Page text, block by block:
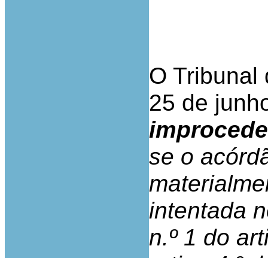
O Tribunal
25 de
se o
intentada
n.º 1 do